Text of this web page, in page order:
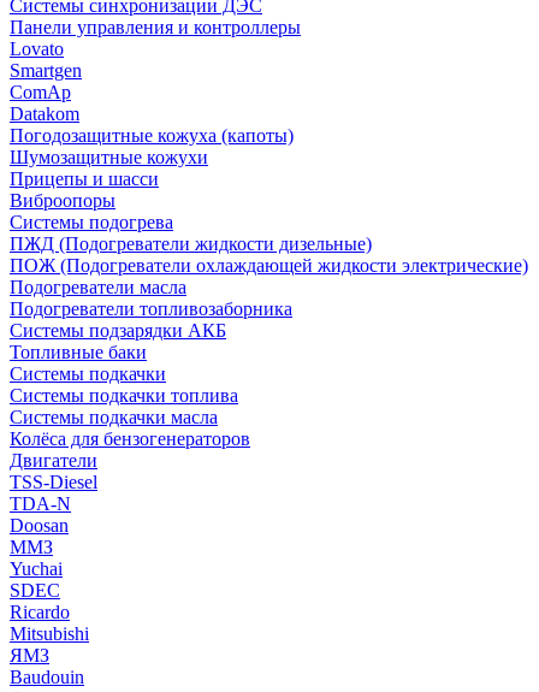
Системы синхронизации ДЭС
Панели управления и контроллеры
Lovato
Smartgen
ComAp
Datakom
Погодозащитные кожуха (капоты)
Шумозащитные кожухи
Прицепы и шасси
Виброопоры
Системы подогрева
ПЖД (Подогреватели жидкости дизельные)
ПОЖ (Подогреватели охлаждающей жидкости электрические)
Подогреватели масла
Подогреватели топливозаборника
Системы подзарядки АКБ
Топливные баки
Системы подкачки
Системы подкачки топлива
Системы подкачки масла
Колёса для бензогенераторов
Двигатели
TSS-Diesel
TDA-N
Doosan
ММЗ
Yuchai
SDEC
Ricardo
Mitsubishi
ЯМЗ
Baudouin